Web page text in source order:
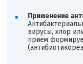
Применение
вирусы, хлор
прием